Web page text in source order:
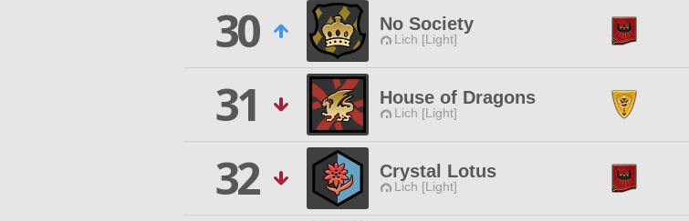
30
No Society
Lich [Light]
31
House of Dragons
Lich [Light]
32
Crystal Lotus
Lich [Light]